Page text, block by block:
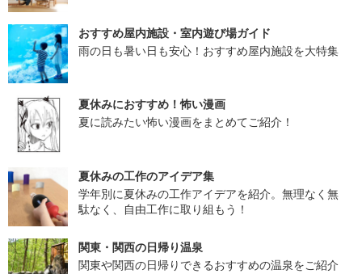
おすすめ屋内施設・室内遊び場ガイド
雨の日も暑い日も安心！おすすめ屋内施設を大特集
夏休みにおすすめ！怖い漫画
夏に読みたい怖い漫画をまとめてご紹介！
夏休みの工作のアイデア集
学年別に夏休みの工作アイデアを紹介。無理なく無
駄なく、自由工作に取り組もう！
関東・関西の日帰り温泉
関東や関西の日帰りできるおすすめの温泉をご紹介